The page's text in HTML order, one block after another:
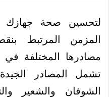
لتحسين صحة جهازك
المزمن المرتبط
مصادرها المختلفة في
تشمل المصادر الجيدة
الشوفان والشعير